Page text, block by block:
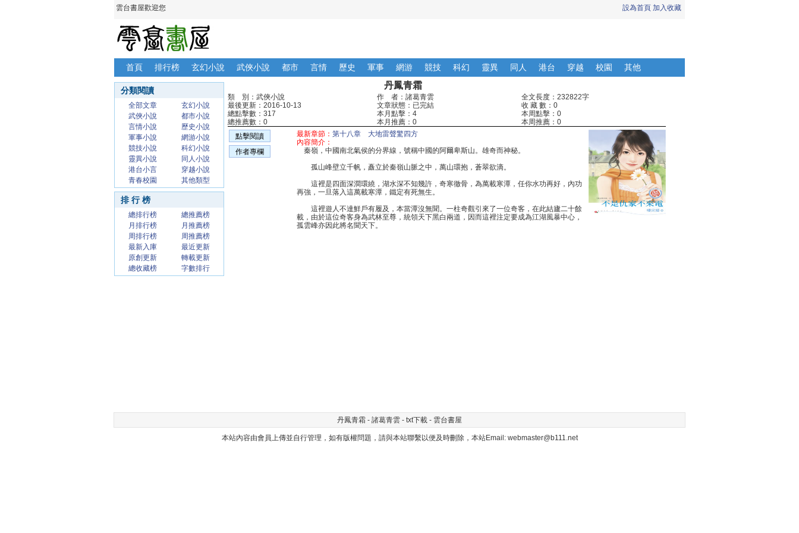
雲台書屋歡迎您 設為首頁 加入收藏
首頁 排行榜 玄幻小說 武俠小說 都市 言情 歷史 軍事 網游 競技 科幻 靈異 同人 港台 穿越 校園 其他
分類閱讀
全部文章
玄幻小說
武俠小說
都市小說
言情小說
歷史小說
軍事小說
網游小說
競技小說
科幻小說
靈異小說
同人小說
港台小言
穿越小說
青春校園
其他類型
排 行 榜
總排行榜
總推薦榜
月排行榜
月推薦榜
周排行榜
周推薦榜
最新入庫
最近更新
原創更新
轉載更新
總收藏榜
字數排行
丹鳳青霜
類 別：武俠小說 作 者：諸葛青雲
全文長度：232822字
最後更新：2016-10-13
文章狀態：已完結
收 藏 數：0
總點擊數：317
本月點擊：4
本周點擊：0
總推薦數：0
本月推薦：0
本周推薦：0
點擊閱讀
作者專欄
最新章節： 第十八章 大地雷聲驚四方
內容簡介：
秦嶺，中國南北氣侯的分界線，號稱中國的阿爾卑斯山。雄奇而神秘。
孤山峰壁立千帆，矗立於秦嶺山脈之中，萬山環抱，蒼翠欲滴。
這裡是四面深澗環繞，湖水深不知幾許，奇寒徹骨，為萬載寒潭，任你水功再好，內功
再強，一旦落入這萬載寒潭，鐵定有死無生。
這裡遊人不達鮮戶有履及，本當潭沒無聞。一柱奇觀引來了一位奇客，在此結廬二十餘
載，由於這位奇客身為武林至尊，統領天下黑白兩道，因而這裡注定要成為江湖風暴中心，
孤雲峰亦因此將名聞天下。
丹鳳青霜 - 諸葛青雲 - txt下載 - 雲台書屋
本站內容由會員上傳並自行管理，如有版權問題，請與本站聯繫以便及時刪除，本站Email: webmaster@b111.net